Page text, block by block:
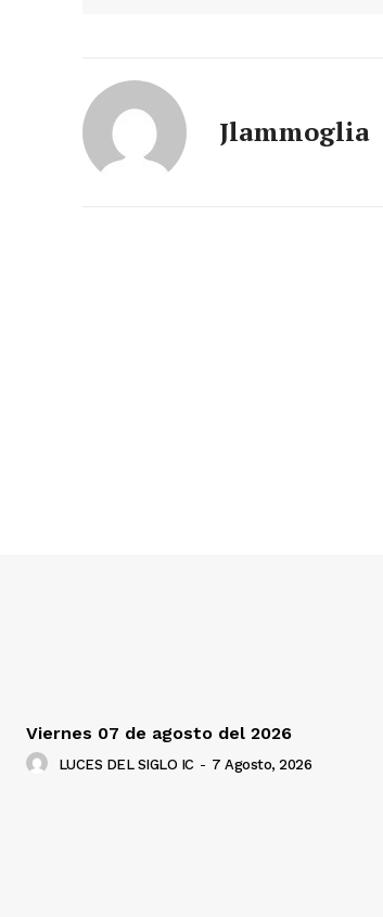
Jlammoglia
Viernes 07 de agosto del 2026
LUCES DEL SIGLO IC - 7 Agosto, 2026